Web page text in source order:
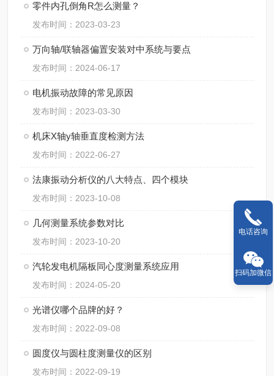
零件内孔倒角R怎么测量？
发布时间：2023-03-23
万向轴/联轴器偏置安装对中系统与要点
发布时间：2024-06-17
电机振动故障的常见原因
发布时间：2023-03-30
机床X轴y轴垂直度检测方法
发布时间：2022-06-27
法康振动分析仪的八大特点、四个模块
发布时间：2023-10-08
几何测量系统参数对比
发布时间：2023-10-20
汽轮发电机隔板同心度测量系统应用
发布时间：2024-05-20
光谱仪哪个品牌的好？
发布时间：2022-09-08
圆度仪与圆柱度测量仪的区别
发布时间：2022-09-19
电话咨询
扫码加微信